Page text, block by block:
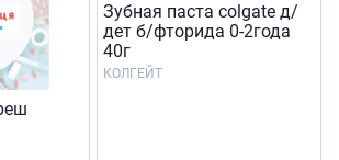
Зубная паста colgate д/
дет б/фторида 0-2года
40г
КОЛГЕЙТ